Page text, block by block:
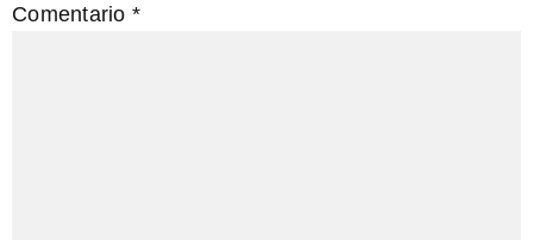
Comentario *